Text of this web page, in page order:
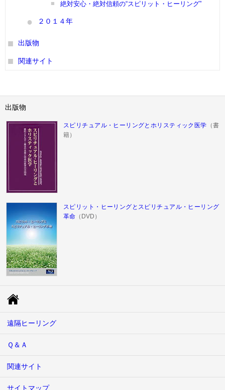
絶対安心・絶対信頼の“スピリット・ヒーリング”
２０１４年
出版物
関連サイト
出版物
スピリチュアル・ヒーリングとホリスティック医学 （書
籍）
スピリット・ヒーリングとスピリチュアル・ヒーリング
革命 （DVD）
遠隔ヒーリング
Ｑ＆Ａ
関連サイト
サイトマップ